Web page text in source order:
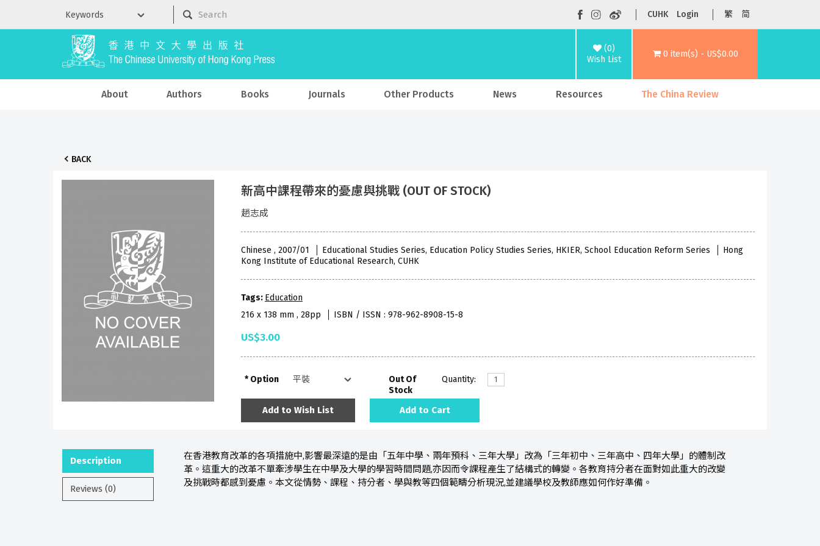
CUHK Login 繁 简
(0)
Wish List
0 item(s) - US$0.00
About Authors Books Journals Other Products News Resources The China Review
BACK
新高中課程帶來的憂慮與挑戰 (OUT OF STOCK)
趙志成
Chinese , 2007/01 Educational Studies Series, Education Policy Studies Series, HKIER, School Education Reform Series
Hong
Kong Institute of Educational Research, CUHK
Tags: Education
216 x 138 mm , 28pp
ISBN / ISSN : 978-962-8908-15-8
US$3.00
Option
Out Of
Stock
Quantity:
Add to Wish List Add to Cart
Description
Reviews (0)
在香港教育改革的各項措施中,影響最深遠的是由「五年中學、兩年預科、三年大學」改為「三年初中、三年高中、四年大學」的體制改
革。這重大的改革不單牽涉學生在中學及大學的學習時間問題,亦因而令課程產生了結構式的轉變。各教育持分者在面對如此重大的改變
及挑戰時都感到憂慮。本文從情勢、課程、持分者、學與教等四個範疇分析現況,並建議學校及教師應如何作好準備。